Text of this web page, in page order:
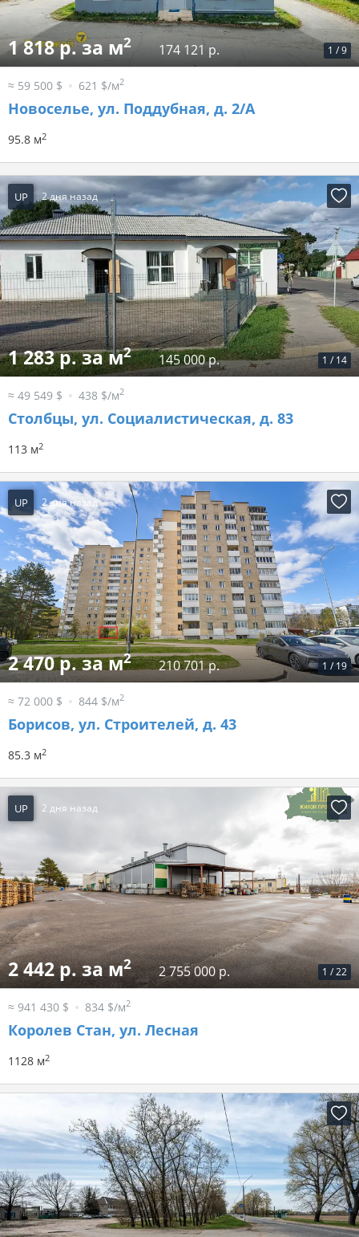
1 /9
1 818 р. за м2 174 121 р.
≈ 59 500 $ 621 $/м2
Новоселье, ул. Поддубная, д. 2/А
95.8 м2
UP 2 дня назад
1 / 14
1 283 р. за м2 145 000 р.
≈ 49 549 $ 438 $/м2
Столбцы, ул. Социалистическая, д. 83
113 м2
UP 2 дня назад
1 / 19
2 470 р. за м2 210 701 р.
≈ 72 000 $ 844 $/м2
Борисов, ул. Строителей, д. 43
85.3 м2
UP 2 дня назад
1 /22
2 442 р. за м2 2 755 000 р.
≈ 941 430 $ 834 $/м2
Королев Стан, ул. Лесная
1128 м2